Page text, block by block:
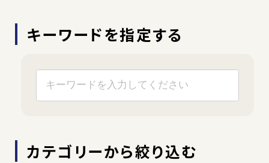
観葉植物
キーワードを指定する
カテゴリーから絞り込む